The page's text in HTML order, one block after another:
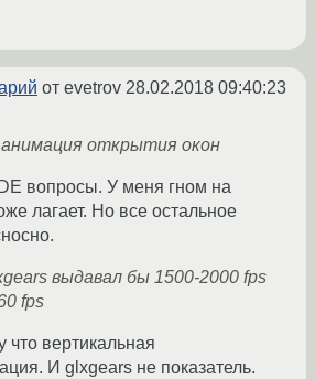
от evetrov 28.02.2018 09:40:23
анимация открытия окон
вопросы. У меня гном на
лагает. Но все остальное
выдавал бы 1500-2000 fps
fps
что вертикальная
И glxgears не показатель.